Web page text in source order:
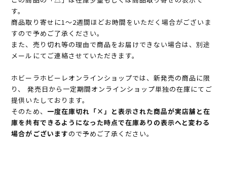
す。
商品取り寄せに1～2週間ほどお時間をいただく場合がございま
すので予めご了承ください。
また、売り切れ等の理由で商品をお届けできない場合は、別途
メールにてご連絡させていただきます。
ホビーラホビーレオンラインショップでは、新発売の商品に限
り、 発売日から一定期間オンラインショップ単独の在庫にてご
提供いたしております。
そのため、 一度在庫切れ「×」と表示された商品が実店舗と在
庫を共有できるようになった時点で在庫ありの表示へと変わる
場合がございますので予めご了承ください。